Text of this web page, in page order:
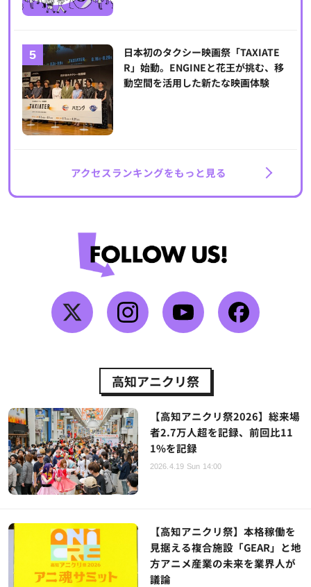
日本初のタクシー映画祭「TAXIATE
R」始動。ENGINEと花王が挑む、移
動空間を活用した新たな映画体験
アクセスランキングをもっと見る
高知アニクリ祭
【高知アニクリ祭2026】総来場
者2.7万人超を記録、前回比11
1%を記録
2026.4.19 Sun 14:00
【高知アニクリ祭】本格稼働を
見据える複合施設「GEAR」と地
方アニメ産業の未来を業界人が
議論